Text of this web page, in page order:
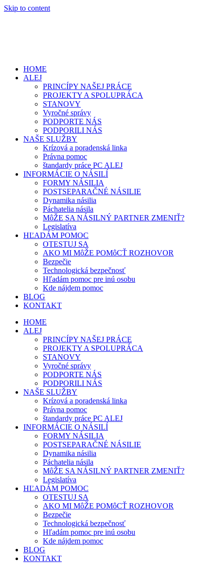
Skip to content
HOME
ALEJ
PRINCÍPY NAŠEJ PRÁCE
PROJEKTY A SPOLUPRÁCA
STANOVY
Vyročné správy
PODPORTE NÁS
PODPORILI NÁS
NAŠE SLUŽBY
Krízová a poradenská linka
Právna pomoc
štandardy práce PC ALEJ
INFORMÁCIE O NÁSILÍ
FORMY NÁSILIA
POSTSEPARAČNÉ NÁSILIE
Dynamika násilia
Páchatelia násila
MôŽE SA NÁSILNÝ PARTNER ZMENIŤ?
Legislatíva
HĽADÁM POMOC
OTESTUJ SA
AKO MI MôŽE POMôCŤ ROZHOVOR
Bezpečie
Technologická bezpečnosť
Hľadám pomoc pre inú osobu
Kde nájdem pomoc
BLOG
KONTAKT
HOME
ALEJ
PRINCÍPY NAŠEJ PRÁCE
PROJEKTY A SPOLUPRÁCA
STANOVY
Vyročné správy
PODPORTE NÁS
PODPORILI NÁS
NAŠE SLUŽBY
Krízová a poradenská linka
Právna pomoc
štandardy práce PC ALEJ
INFORMÁCIE O NÁSILÍ
FORMY NÁSILIA
POSTSEPARAČNÉ NÁSILIE
Dynamika násilia
Páchatelia násila
MôŽE SA NÁSILNÝ PARTNER ZMENIŤ?
Legislatíva
HĽADÁM POMOC
OTESTUJ SA
AKO MI MôŽE POMôCŤ ROZHOVOR
Bezpečie
Technologická bezpečnosť
Hľadám pomoc pre inú osobu
Kde nájdem pomoc
BLOG
KONTAKT